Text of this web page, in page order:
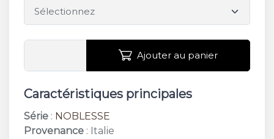
Ajouter au panier
Caractéristiques principales
Série : NOBLESSE
Provenance : Italie